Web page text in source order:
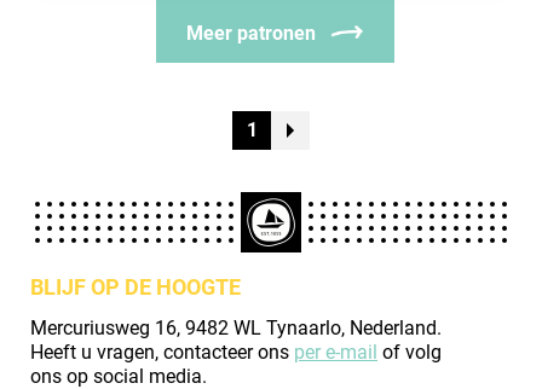
Meer patronen
1
BLIJF OP DE HOOGTE
Mercuriusweg 16, 9482 WL Tynaarlo, Nederland.
Heeft u vragen, contacteer ons per e-mail of volg
ons op social media.